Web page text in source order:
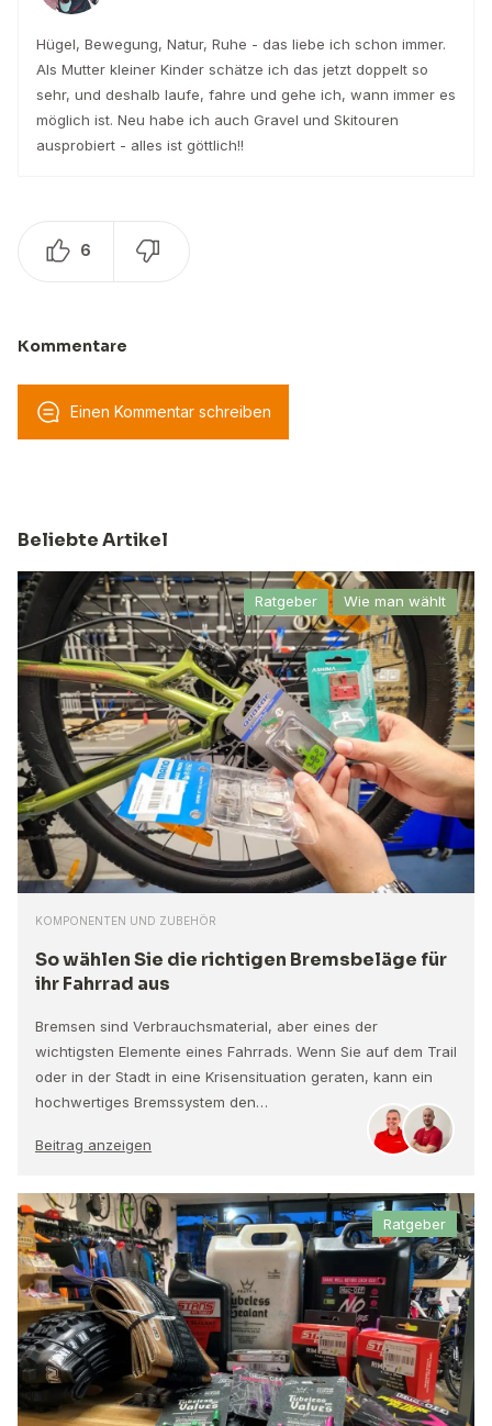
Hügel, Bewegung, Natur, Ruhe - das liebe ich schon immer.
Als Mutter kleiner Kinder schätze ich das jetzt doppelt so
sehr, und deshalb laufe, fahre und gehe ich, wann immer es
möglich ist. Neu habe ich auch Gravel und Skitouren
ausprobiert - alles ist göttlich!!
6
Kommentare
Einen Kommentar schreiben
Beliebte Artikel
Ratgeber Wie man wählt
KOMPONENTEN UND ZUBEHÖR
So wählen Sie die richtigen Bremsbeläge für
ihr Fahrrad aus
Bremsen sind Verbrauchsmaterial, aber eines der
wichtigsten Elemente eines Fahrrads. Wenn Sie auf dem Trail
oder in der Stadt in eine Krisensituation geraten, kann ein
hochwertiges Bremssystem den…
Beitrag anzeigen
Ratgeber